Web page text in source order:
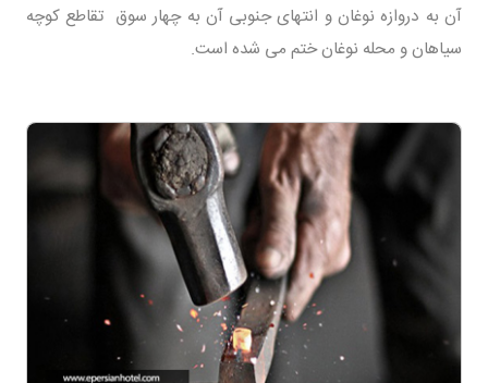
آن به دروازه نوغان و انتهای جنوبی آن به چهار سوق تقاطع کوچه
سیاهان و محله نوغان ختم می شده است.